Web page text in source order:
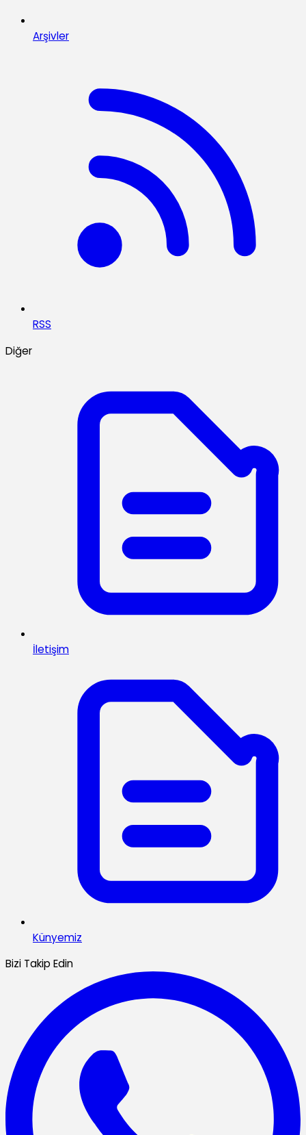
Arşivler
RSS
Diğer
İletişim
Künyemiz
Bizi Takip Edin